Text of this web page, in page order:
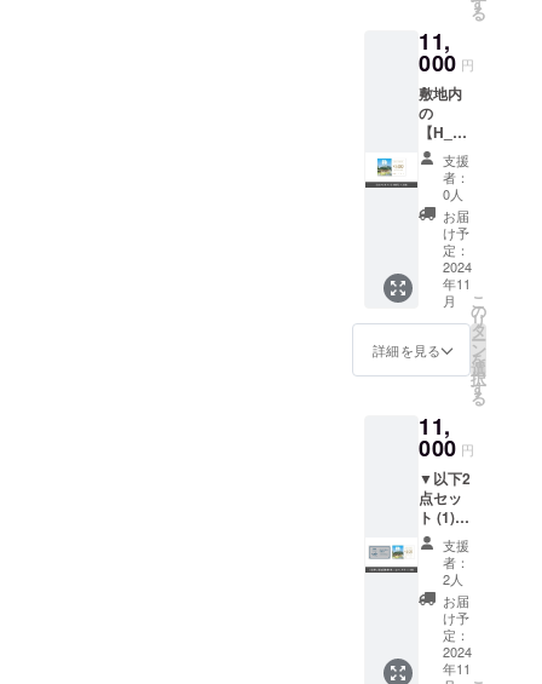
本券は
現金と
の交換
はでき
ませ
ん。 ️有
効期限
切れの
本券は
ご利用
いただ
けませ
ん。 ️本
券を盗
難、紛
た場合
の責任
す。
いただ
けませ
んので
ご注意
くださ
い。 ️ご
利用の
際は本
券を受
付にお
渡しく
ださ
い。
なお、
お釣り
は出ま
せんの
本券は
現金と
の交換
はでき
ませ
ん。 ️有
効期限
切れの
本券は
ご利用
いただ
けませ
ん。 ️本
券を盗
枚 カ
フェチ
ケット
有効期
限：
2025年
10月31
フェチ
ケット
ご利用
上のお
願い ️本
券は
H_NNT
O
COFFE
となり
ます。
青風
荘では
ご利用
いただ
けませ
んので
ご注意
くださ
い。 ️ご
利用の
際は本
券を受
る
11,
000 円
敷地内
の
【H_N
NTO
COFFE
E】にて
ご利用
いただ
けるカ
フェチ
ケット
500円 ×
25枚。
カフェ
チケッ
ト有効
2025年
10月31
日 ▼カ
フェチ
ケット
ご利用
上のお
願い ️本
券は
H_NNT
COFFE
Eのメ
ニュー
支援
者：
0人
お届
け予
定：
2024
年11
月
詳細を見る
こ
の
リ
タ
ー
ン
を
選
択
す
る
11,
000 円
▼以下2
点セッ
ト (1)日
帰り湯
治回数
券5枚
(2)敷地
内の
【H_N
NTO
COFFE
支援
者：
2人
お届
け予
定：
2024
年11